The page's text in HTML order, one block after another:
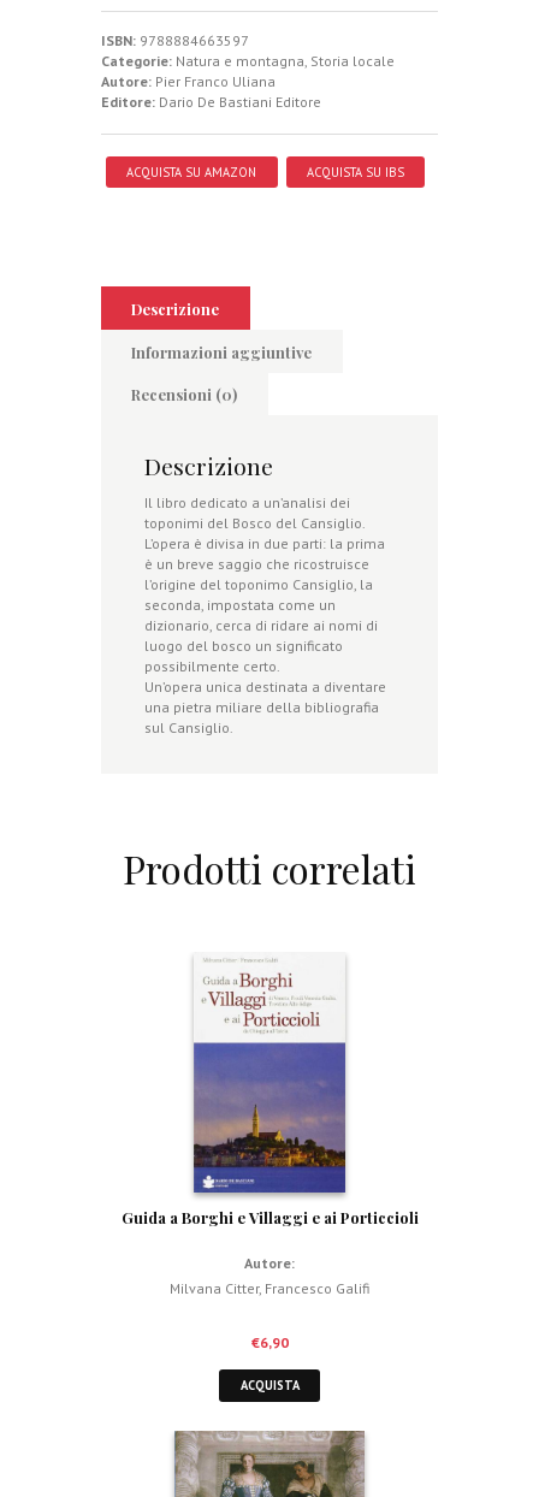
ISBN: 9788884663597
Categorie: Natura e montagna Storia locale
Autore: Pier Franco Uliana
Editore: Dario De Bastiani Editore
ACQUISTA SU AMAZON ACQUISTA SU IBS
Descrizione
Informazioni aggiuntive
Recensioni (0)
Descrizione
Il libro dedicato a un’analisi dei
toponimi del Bosco del Cansiglio.
L’opera è divisa in due parti: la prima
è un breve saggio che ricostruisce
l’origine del toponimo Cansiglio, la
seconda, impostata come un
dizionario, cerca di ridare ai nomi di
luogo del bosco un significato
possibilmente certo.
Un’opera unica destinata a diventare
una pietra miliare della bibliografia
sul Cansiglio.
Prodotti correlati
Guida a Borghi e Villaggi e ai Porticcioli
Autore:
Milvana Citter, Francesco Galifi
€6,90
ACQUISTA